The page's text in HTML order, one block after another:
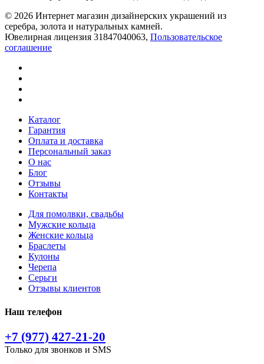
© 2026 Интернет магазин дизайнерских украшений из
серебра, золота и натуральных камней.
Ювелирная лицензия 31847040063, Пользовательское
соглашение
Каталог
Гарантия
Оплата и доставка
Персональный заказ
О нас
Блог
Отзывы
Контакты
Для помолвки, свадьбы
Мужские кольца
Женские кольца
Браслеты
Кулоны
Черепа
Серьги
Отзывы клиентов
Наш телефон
+7 (977) 427-21-20
Только для звонков и SMS